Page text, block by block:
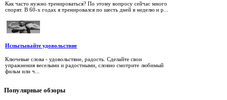
Как часто нужно тренироваться? По этому вопросу сейчас много
спорят. В 60-х годах я тренировался по шесть дней в неделю и р...
Испытывайте удовольствие
Ключевые слова - удовольствие, радость. Сделайте свои
упражнения веселыми и радостными, словно смотрите любимый
фильм или ч...
Популярные обзоры